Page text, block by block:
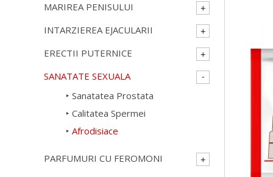
MARIREA PENISULUI
INTARZIEREA EJACULARII
ERECTII PUTERNICE
SANATATE SEXUALA
Sanatatea Prostata
Calitatea Spermei
Afrodisiace
PARFUMURI CU FEROMONI